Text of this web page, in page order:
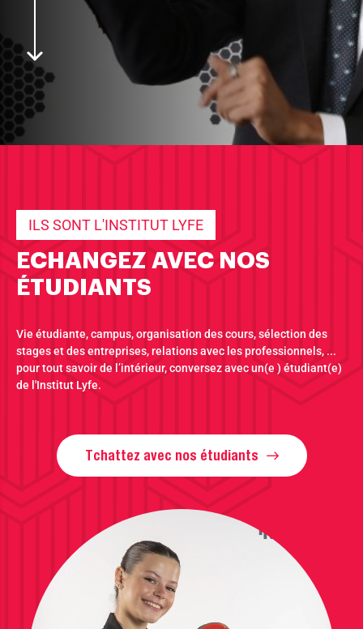
précieux pour votre futur.
ILS SONT L'INSTITUT LYFE
ECHANGEZ AVEC NOS
ÉTUDIANTS
Vie étudiante, campus, organisation des cours, sélection des
stages et des entreprises, relations avec les professionnels, ...
pour tout savoir de l’intérieur, conversez avec un(e ) étudiant(e)
de l'Institut Lyfe.
Tchattez avec nos étudiants